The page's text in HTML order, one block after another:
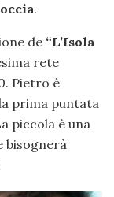
.
de “L’Isola
rete
Pietro è
prima puntata
piccola è una
bisognerà